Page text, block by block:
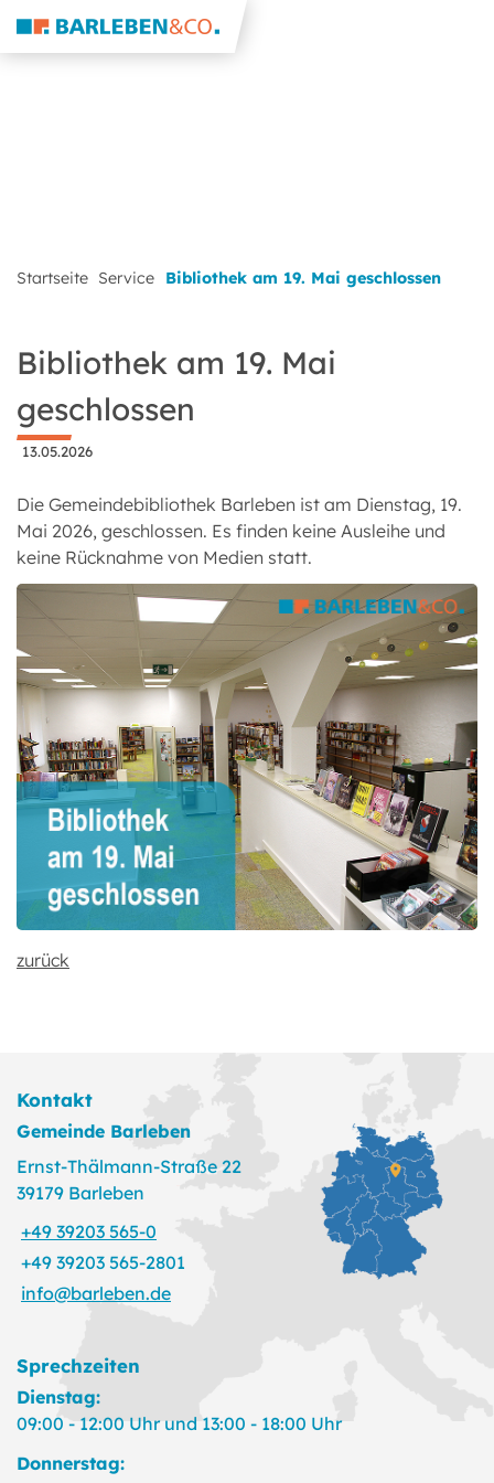
Startseite Service Bibliothek am 19. Mai geschlossen
Bibliothek am 19. Mai
geschlossen
13.05.2026
Die Gemeindebibliothek Barleben ist am Dienstag, 19.
Mai 2026, geschlossen. Es finden keine Ausleihe und
keine Rücknahme von Medien statt.
zurück
Kontakt
Gemeinde Barleben
Ernst-Thälmann-Straße 22
39179 Barleben
+49 39203 565-0
+49 39203 565-2801
info@barleben.de
Sprechzeiten
Dienstag:
09:00 - 12:00 Uhr und 13:00 - 18:00 Uhr
Donnerstag: